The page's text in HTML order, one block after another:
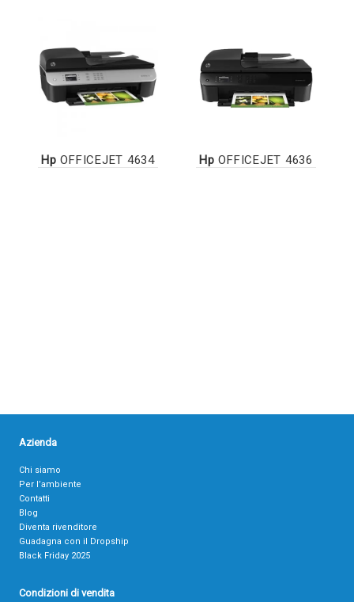
Hp OFFICEJET 4634 Hp OFFICEJET 4636
Azienda
Chi siamo
Per l’ambiente
Contatti
Blog
Diventa rivenditore
Guadagna con il Dropship
Black Friday 2025
Condizioni di vendita